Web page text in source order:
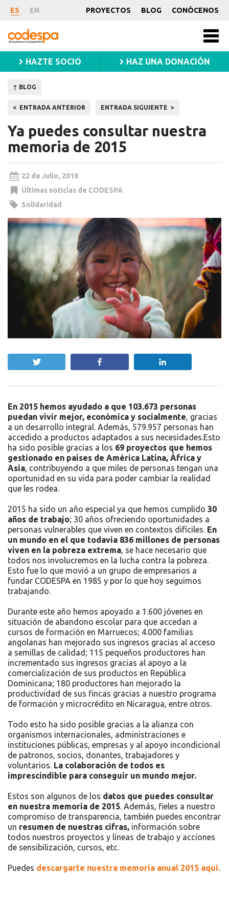
Noticia
ES EN PROYECTOS BLOG CONÓCENOS
CODESPA
HAZTE SOCIO HAZ UNA DONACIÓN
↑ BLOG
Navegación
de
entradas
ENTRADA ANTERIOR ENTRADA SIGUIENTE
Ya puedes consultar nuestra
memoria de 2015
22 de Julio, 2016
Últimas noticias de CODESPA
Solidaridad
En 2015 hemos ayudado a que 103.673 personas
puedan vivir mejor, económica y socialmente, gracias
a un desarrollo integral. Además, 579.957 personas han
accedido a productos adaptados a sus necesidades.Esto
ha sido posible gracias a los 69 proyectos que hemos
gestionado en países de América Latina, África y
Asia, contribuyendo a que miles de personas tengan una
oportunidad en su vida para poder cambiar la realidad
que les rodea.
2015 ha sido un año especial ya que hemos cumplido 30
años de trabajo; 30 años ofreciendo oportunidades a
personas vulnerables que viven en contextos difíciles. En
un mundo en el que todavía 836 millones de personas
viven en la pobreza extrema, se hace necesario que
todos nos involucremos en la lucha contra la pobreza.
Esto fue lo que movió a un grupo de empresarios a
fundar CODESPA en 1985 y por lo que hoy seguimos
trabajando.
Durante este año hemos apoyado a 1.600 jóvenes en
situación de abandono escolar para que accedan a
cursos de formación en Marruecos; 4.000 familias
angolanas han mejorado sus ingresos gracias al acceso
a semillas de calidad; 115 pequeños productores han
incrementado sus ingresos gracias al apoyo a la
comercialización de sus productos en República
Dominicana; 180 productores han mejorado la
productividad de sus fincas gracias a nuestro programa
de formación y microcrédito en Nicaragua, entre otros.
Todo esto ha sido posible gracias a la alianza con
organismos internacionales, administraciones e
instituciones públicas, empresas y al apoyo incondicional
de patronos, socios, donantes, trabajadores y
voluntarios. La colaboración de todos es
imprescindible para conseguir un mundo mejor.
Estos son algunos de los datos que puedes consultar
en nuestra memoria de 2015. Además, fieles a nuestro
compromiso de transparencia, también puedes encontrar
un resumen de nuestras cifras, información sobre
todos nuestros proyectos y líneas de trabajo y acciones
de sensibilización, cursos, etc.
Puedes descargarte nuestra memoria anual 2015 aquí.